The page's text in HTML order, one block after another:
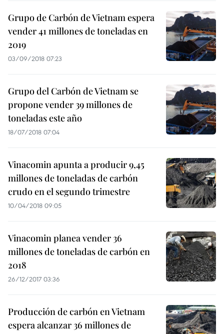
Grupo de Carbón de Vietnam espera
vender 41 millones de toneladas en
2019
03/09/2018 07:23
Grupo del Carbón de Vietnam se
propone vender 39 millones de
toneladas este año
18/07/2018 07:04
Vinacomin apunta a producir 9,45
millones de toneladas de carbón
crudo en el segundo trimestre
10/04/2018 09:05
Vinacomin planea vender 36
millones de toneladas de carbón en
2018
26/12/2017 03:36
Producción de carbón en Vietnam
espera alcanzar 36 millones de